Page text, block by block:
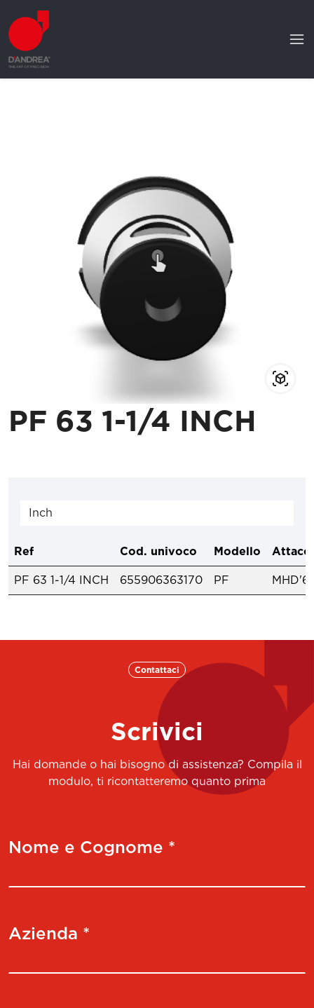
PF 63 1-1/4 INCH
Ref Cod. univoco Modello
PF 63 1-1/4 INCH 655906363170 PF
Contattaci
Scrivici
Hai domande o hai bisogno di assistenza? Compila il
modulo, ti ricontatteremo quanto prima
Nome e Cognome *
Azienda *